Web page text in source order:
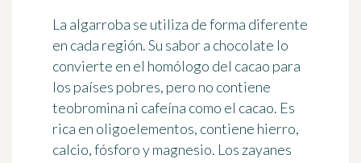
La algarroba se utiliza de forma diferente
en cada región. Su sabor a chocolate lo
convierte en el homólogo del cacao para
los países pobres, pero no contiene
teobromina ni cafeína como el cacao. Es
rica en oligoelementos, contiene hierro,
calcio, fósforo y magnesio. Los zayanes